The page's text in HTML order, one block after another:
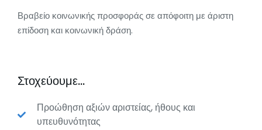
Βραβείο κοινωνικής προσφοράς σε απόφοιτη με άριστη
επίδοση και κοινωνική δράση.
Στοχεύουμε...
Προώθηση αξιών αριστείας, ήθους και
υπευθυνότητας